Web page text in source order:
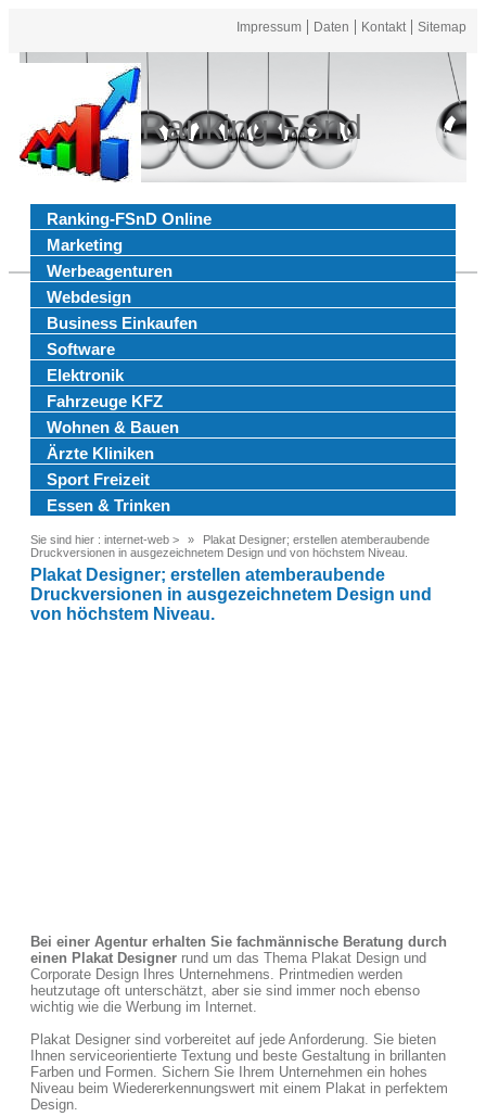
Impressum Daten Kontakt Sitemap
Ranking FSnd
Ranking-FSnD Online
Marketing
Werbeagenturen
Webdesign
Business Einkaufen
Software
Elektronik
Fahrzeuge KFZ
Wohnen & Bauen
Ärzte Kliniken
Sport Freizeit
Essen & Trinken
Sie sind hier : internet-web >
Plakat Designer; erstellen atemberaubende
Druckversionen in ausgezeichnetem Design und von höchstem Niveau.
Plakat Designer; erstellen atemberaubende
Druckversionen in ausgezeichnetem Design und
von höchstem Niveau.
Bei einer Agentur erhalten Sie fachmännische Beratung durch
einen Plakat Designer rund um das Thema Plakat Design und
Corporate Design Ihres Unternehmens. Printmedien werden
heutzutage oft unterschätzt, aber sie sind immer noch ebenso
wichtig wie die Werbung im Internet.
Plakat Designer sind vorbereitet auf jede Anforderung. Sie bieten
Ihnen serviceorientierte Textung und beste Gestaltung in brillanten
Farben und Formen. Sichern Sie Ihrem Unternehmen ein hohes
Niveau beim Wiedererkennungswert mit einem Plakat in perfektem
Design.